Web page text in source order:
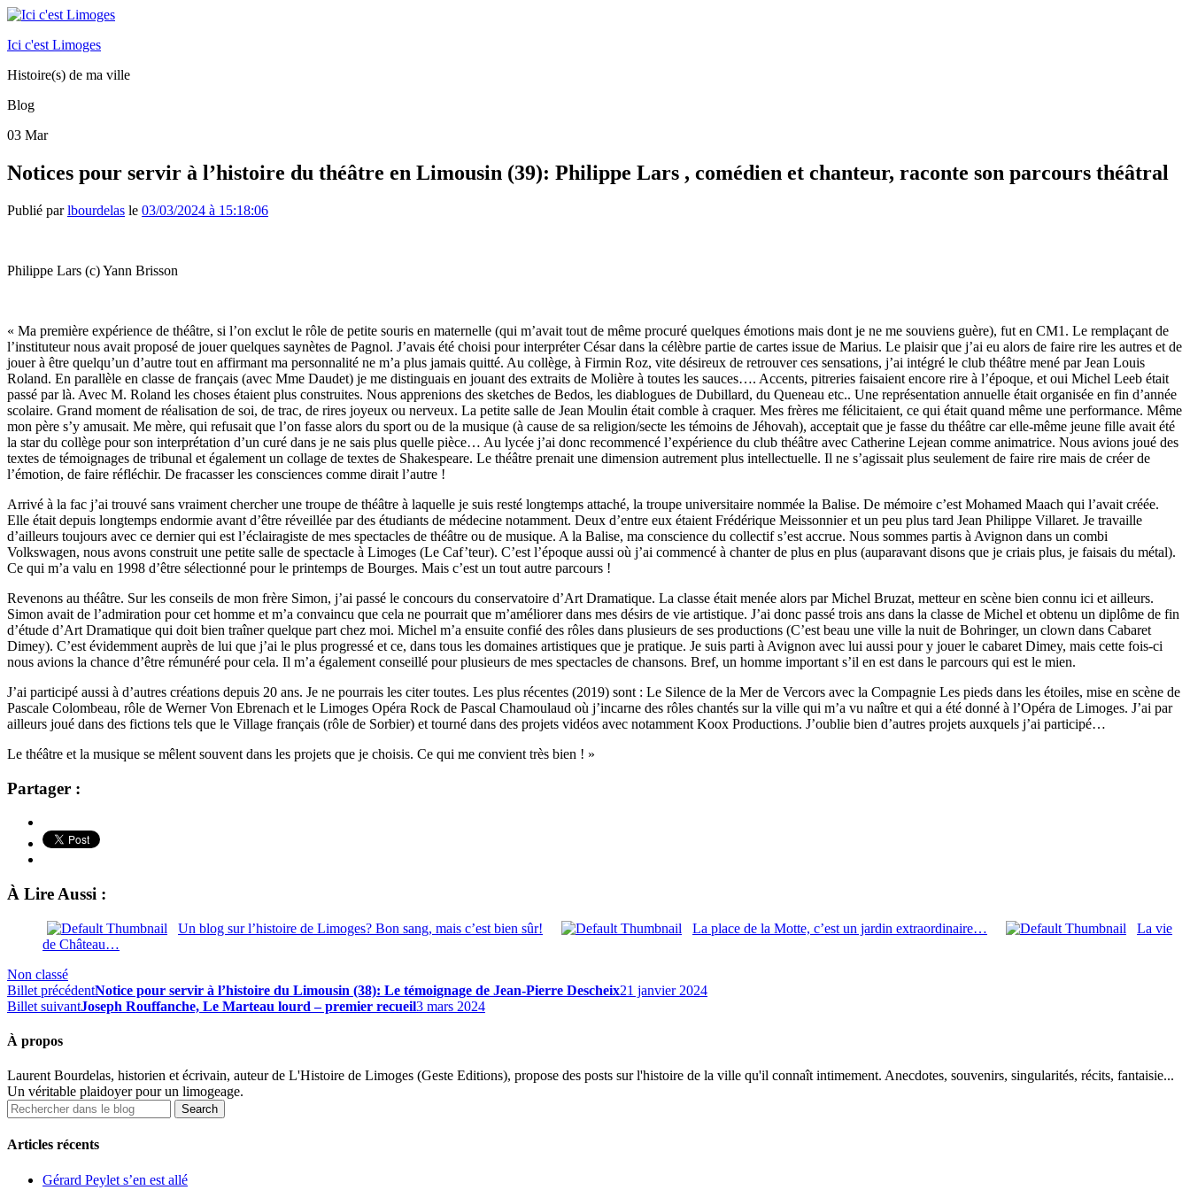
Ici c'est Limoges
Histoire(s) de ma ville
Blog
03 Mar
Notices pour servir à l’histoire du théâtre en Limousin (39): Philippe Lars , comédien et chanteur, raconte son parcours théâtral
Publié parlbourdelas le 03/03/2024 à 15:18:06
Philippe Lars (c) Yann Brisson
« Ma première expérience de théâtre, si l’on exclut le rôle de petite souris en maternelle (qui m’avait tout de même procuré quelques émotions mais dont je ne me souviens guère), fut en CM1. Le remplaçant de
l’instituteur nous avait proposé de jouer quelques saynètes de Pagnol. J’avais été choisi pour interpréter César dans la célèbre partie de cartes issue de Marius. Le plaisir que j’ai eu alors de faire rire les autres et de
jouer à être quelqu’un d’autre tout en affirmant ma personnalité ne m’a plus jamais quitté. Au collège, à Firmin Roz, vite désireux de retrouver ces sensations, j’ai intégré le club théâtre mené par Jean Louis
Roland. En parallèle en classe de français (avec Mme Daudet) je me distinguais en jouant des extraits de Molière à toutes les sauces…. Accents, pitreries faisaient encore rire à l’époque, et oui Michel Leeb était
passé par là. Avec M. Roland les choses étaient plus construites. Nous apprenions des sketches de Bedos, les diablogues de Dubillard, du Queneau etc.. Une représentation annuelle était organisée en fin d’année
scolaire. Grand moment de réalisation de soi, de trac, de rires joyeux ou nerveux. La petite salle de Jean Moulin était comble à craquer. Mes frères me félicitaient, ce qui était quand même une performance. Même
mon père s’y amusait. Me mère, qui refusait que l’on fasse alors du sport ou de la musique (à cause de sa religion/secte les témoins de Jéhovah), acceptait que je fasse du théâtre car elle-même jeune fille avait été
la star du collège pour son interprétation d’un curé dans je ne sais plus quelle pièce… Au lycée j’ai donc recommencé l’expérience du club théâtre avec Catherine Lejean comme animatrice. Nous avions joué des
textes de témoignages de tribunal et également un collage de textes de Shakespeare. Le théâtre prenait une dimension autrement plus intellectuelle. Il ne s’agissait plus seulement de faire rire mais de créer de
l’émotion, de faire réfléchir. De fracasser les consciences comme dirait l’autre !
Arrivé à la fac j’ai trouvé sans vraiment chercher une troupe de théâtre à laquelle je suis resté longtemps attaché, la troupe universitaire nommée la Balise. De mémoire c’est Mohamed Maach qui l’avait créée.
Elle était depuis longtemps endormie avant d’être réveillée par des étudiants de médecine notamment. Deux d’entre eux étaient Frédérique Meissonnier et un peu plus tard Jean Philippe Villaret. Je travaille
d’ailleurs toujours avec ce dernier qui est l’éclairagiste de mes spectacles de théâtre ou de musique. A la Balise, ma conscience du collectif s’est accrue. Nous sommes partis à Avignon dans un combi
Volkswagen, nous avons construit une petite salle de spectacle à Limoges (Le Caf’teur). C’est l’époque aussi où j’ai commencé à chanter de plus en plus (auparavant disons que je criais plus, je faisais du métal).
Ce qui m’a valu en 1998 d’être sélectionné pour le printemps de Bourges. Mais c’est un tout autre parcours !
Revenons au théâtre. Sur les conseils de mon frère Simon, j’ai passé le concours du conservatoire d’Art Dramatique. La classe était menée alors par Michel Bruzat, metteur en scène bien connu ici et ailleurs.
Simon avait de l’admiration pour cet homme et m’a convaincu que cela ne pourrait que m’améliorer dans mes désirs de vie artistique. J’ai donc passé trois ans dans la classe de Michel et obtenu un diplôme de fin
d’étude d’Art Dramatique qui doit bien traîner quelque part chez moi. Michel m’a ensuite confié des rôles dans plusieurs de ses productions (C’est beau une ville la nuit de Bohringer, un clown dans Cabaret
Dimey). C’est évidemment auprès de lui que j’ai le plus progressé et ce, dans tous les domaines artistiques que je pratique. Je suis parti à Avignon avec lui aussi pour y jouer le cabaret Dimey, mais cette fois-ci
nous avions la chance d’être rémunéré pour cela. Il m’a également conseillé pour plusieurs de mes spectacles de chansons. Bref, un homme important s’il en est dans le parcours qui est le mien.
J’ai participé aussi à d’autres créations depuis 20 ans. Je ne pourrais les citer toutes. Les plus récentes (2019) sont : Le Silence de la Mer de Vercors avec la Compagnie Les pieds dans les étoiles, mise en scène de
Pascale Colombeau, rôle de Werner Von Ebrenach et le Limoges Opéra Rock de Pascal Chamoulaud où j’incarne des rôles chantés sur la ville qui m’a vu naître et qui a été donné à l’Opéra de Limoges. J’ai par
ailleurs joué dans des fictions tels que le Village français (rôle de Sorbier) et tourné dans des projets vidéos avec notamment Koox Productions. J’oublie bien d’autres projets auxquels j’ai participé…
Le théâtre et la musique se mêlent souvent dans les projets que je choisis. Ce qui me convient très bien ! »
Partager :
À Lire Aussi :
Un blog sur l’histoire de Limoges? Bon sang, mais c’est bien sûr! La place de la Motte, c’est un jardin extraordinaire…
La vie
de Château…
Non classé
Billet précédentNotice pour servir à l’histoire du Limousin (38): Le témoignage de Jean-Pierre Descheix21 janvier 2024
Billet suivantJoseph Rouffanche, Le Marteau lourd – premier recueil3 mars 2024
À propos
Laurent Bourdelas, historien et écrivain, auteur de L'Histoire de Limoges (Geste Editions), propose des posts sur l'histoire de la ville qu'il connaît intimement. Anecdotes, souvenirs, singularités, récits, fantaisie...
Un véritable plaidoyer pour un limogeage.
Articles récents
Gérard Peylet s’en est allé